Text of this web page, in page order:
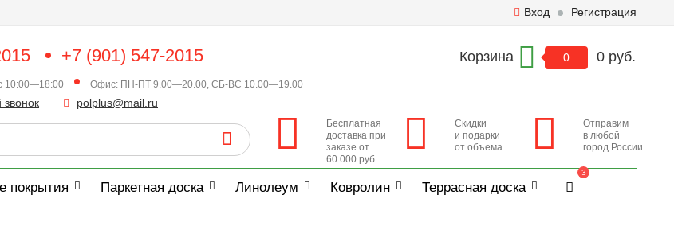
Вход Регистрация
+7 (901) 547-2015
10:00—18:00 Офис: ПН-ПТ 9.00—20.00, СБ-ВС 10.00—19.00
звонок polplus@mail.ru
Корзина 0 0 руб.
Бесплатная
доставка при
заказе от
60 000 руб.
Скидки
и подарки
от объема
Отправим
в любой
город России
покрытия Паркетная доска Линолеум Ковролин Террасная доска
3